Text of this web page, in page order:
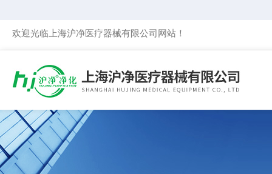
欢迎光临上海沪净医疗器械有限公司网站！